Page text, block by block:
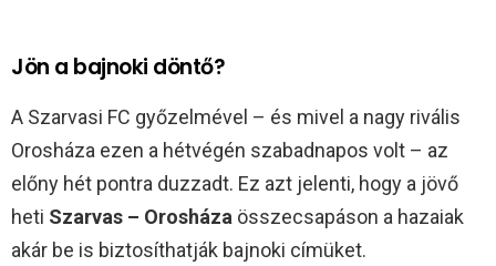
Jön a bajnoki döntő?
A Szarvasi FC győzelmével – és mivel a nagy rivális
Orosháza ezen a hétvégén szabadnapos volt – az
előny hét pontra duzzadt. Ez azt jelenti, hogy a jövő
heti Szarvas – Orosháza összecsapáson a hazaiak
akár be is biztosíthatják bajnoki címüket.